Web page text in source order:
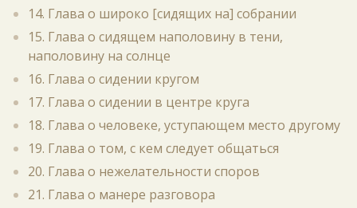
14. Глава о широко [сидящих на] собрании
15. Глава о сидящем наполовину в тени,
наполовину на солнце
16. Глава о сидении кругом
17. Глава о сидении в центре круга
18. Глава о человеке, уступающем место другому
19. Глава о том, с кем следует общаться
20. Глава о нежелательности споров
21. Глава о манере разговора